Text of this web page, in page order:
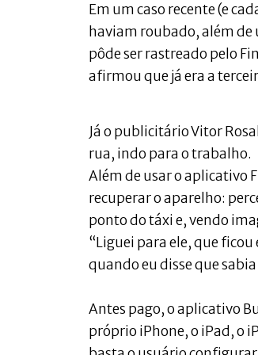
Em um caso recente (e
haviam roubado, além de
pôde ser rastreado pelo
afirmou que já era a
Já o publicitário Vitor
rua, indo para o trabalho.
Além de usar o aplicativo
recuperar o aparelho:
ponto do táxi e, vendo
“Liguei para ele, que
quando eu disse que
Antes pago, o aplicativo
próprio iPhone, o iPad, o